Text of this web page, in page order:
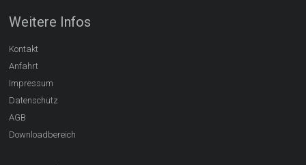
Weitere Infos
Kontakt
Anfahrt
Impressum
Datenschutz
AGB
Downloadbereich